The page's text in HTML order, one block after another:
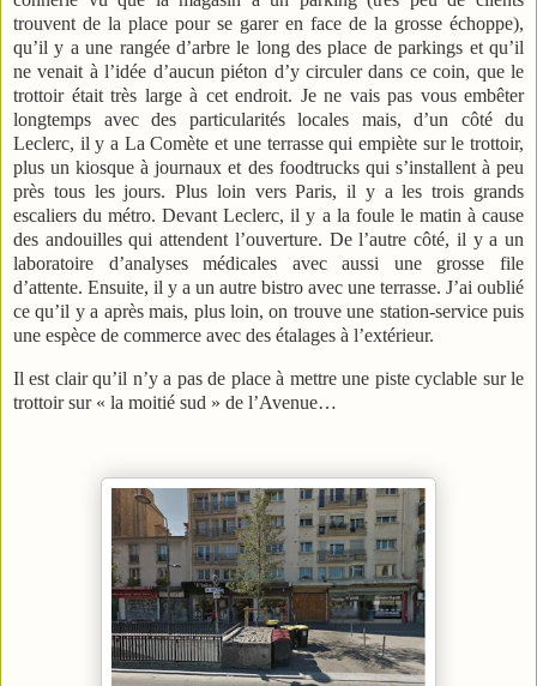
trouvent de la place pour se garer en face de la grosse échoppe),
qu’il y a une rangée d’arbre le long des place de parkings et qu’il
ne venait à l’idée d’aucun piéton d’y circuler dans ce coin, que le
trottoir était très large à cet endroit. Je ne vais pas vous embêter
longtemps avec des particularités locales mais, d’un côté du
Leclerc, il y a La Comète et une terrasse qui empiète sur le trottoir,
plus un kiosque à journaux et des foodtrucks qui s’installent à peu
près tous les jours. Plus loin vers Paris, il y a les trois grands
escaliers du métro. Devant Leclerc, il y a la foule le matin à cause
des andouilles qui attendent l’ouverture. De l’autre côté, il y a un
laboratoire d’analyses médicales avec aussi une grosse file
d’attente. Ensuite, il y a un autre bistro avec une terrasse. J’ai oublié
ce qu’il y a après mais, plus loin, on trouve une station-service puis
une espèce de commerce avec des étalages à l’extérieur.
Il est clair qu’il n’y a pas de place à mettre une piste cyclable sur le
trottoir sur « la moitié sud » de l’Avenue…